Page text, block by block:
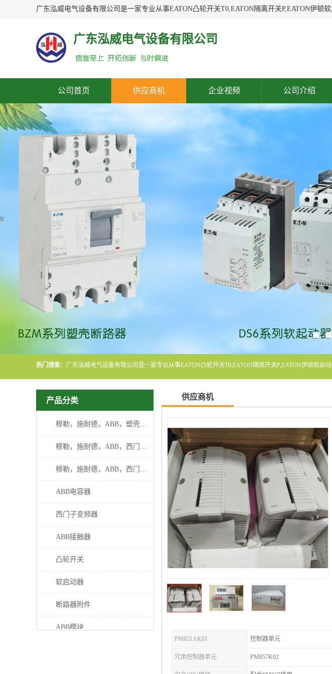
广东泓威电气设备有限公司
公司首页 供应商机 企业视频 公司介绍
热门搜索：
产品分类
穆勒，施耐德，ABB，塑壳断路器
穆勒，施耐德，ABB，西门子断路器
穆勒，施耐德，ABB，西门子接触器
ABB电容器
西门子变频器
ABB接触器
凸轮开关
软启动器
断路器附件
ABB模块
供应商机
PM851AK01 控制器单元
冗余控制器单元 PM857K02